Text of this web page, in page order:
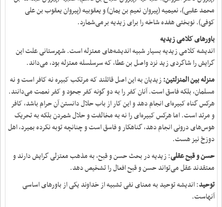
محمد عقبی)، نعیمیه (پیروان نعیم بن یمان) و یعقوبیه (پیروان یعقوب بن علی
کوفی). نوبختی هفده شاخه را برای زیدیه برمی‌شمارد.
باورهای کلامی زیدیه
اندیشه کلامی زیدیه بسیار شبیه اندیشه‌های معتزله است. شهرستانی علت این
گرایش را شاگردی زید نزد واصل بن عطا، که سرسلسله معتزله بود، می‌داند.
منزله بین المنزلتین:زیدیان به این اصل قائلند که مرتکب کبیره نه کافر است و نه
مسلمان، بلکه فاسق است. آنان کفر را به دو گونه کفر جحود و کفر نعمت می‌دانند.
هرکس گناه کبیره‌ای انجام دهد و این کار از باب حلال دانستن آن حرام باشد، کافر
و مرتد است. اما هرکس کبیره‌ای را نه به مخالفت و حلال شمردن بلکه به تحریک
هوس‌های درونی انجام دهد، گناهکار و فاسق است و چنانچه توبه نکرده بمیرد، اهل
دوزخ نیز هست.
حسن و قبح عقلی: زیدیه در بحث حسن و قبح، به مذهب معتزلی گرایش دارند و
معتقدند عقل می‌تواند حسن و قبح افعال را تشخیص دهد.
توحید: اندیشه توحید به معنای نفی تشبیه از خداوند یکی از باورهای اساسی
آنهاست.